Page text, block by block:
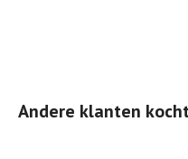
Andere klanten